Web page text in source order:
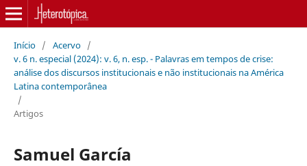
Início / Acervo /
v. 6 n. especial (2024): v. 6, n. esp. - Palavras em tempos de crise:
análise dos discursos institucionais e não institucionais na América
Latina contemporânea
/
Artigos
Samuel García